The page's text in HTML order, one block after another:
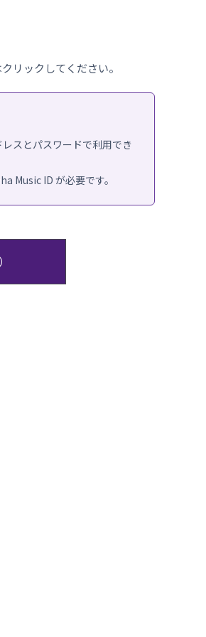
リックしてください。
スとパスワードで利用でき
Music ID が必要です。